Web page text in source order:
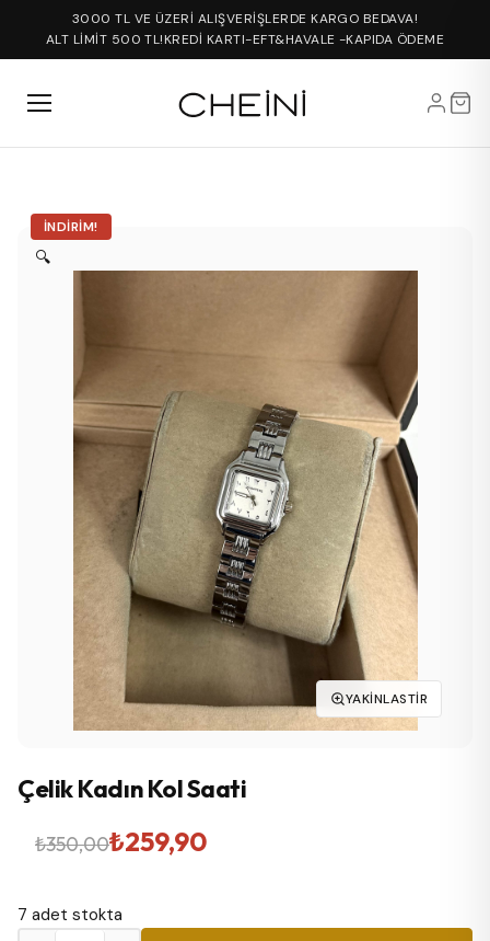
3000 TL VE ÜZERİ ALIŞVERİŞLERDE KARGO BEDAVA!
ALT LİMİT 500 TL!KREDİ KARTI-EFT&HAVALE -KAPIDA ÖDEME
İNDIRIM!
🔍
YAKINLASTIR
Çelik Kadın Kol Saati
₺350,00
Orijinal
₺350,00.
₺259,90
Şu
fiyat:
7 adet stokta